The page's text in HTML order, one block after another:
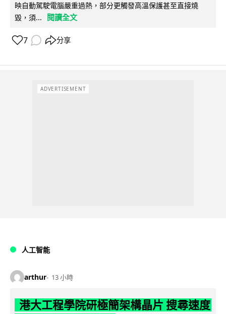
映自動駕駛電腦嚴重過熱，部分更觸發高溫保護甚至直接燒
毀，須...
閱讀全文
7 分享
ADVERTISEMENT
人工智能
arthur 13 小時
港大工程學院研極簡架構晶片 搜尋速度